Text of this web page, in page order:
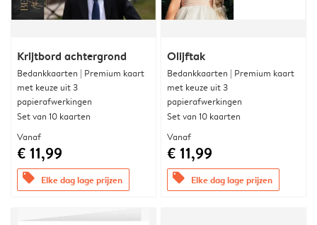
Krijtbord achtergrond
Bedankkaarten | Premium kaart
met keuze uit 3
papierafwerkingen
Set van 10 kaarten
Vanaf
€ 11,99
offers Elke dag lage prijzen
Olijftak
Bedankkaarten | Premium kaart
met keuze uit 3
papierafwerkingen
Set van 10 kaarten
Vanaf
€ 11,99
offers Elke dag lage prijzen